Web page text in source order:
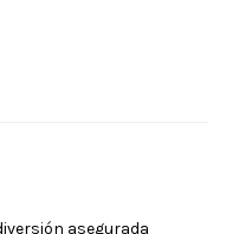
asegurada